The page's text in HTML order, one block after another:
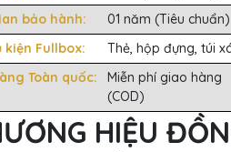
bảo hành:
01 năm (Tiêu chuẩn)
kiện Fullbox:
Thẻ, hộp đựng, túi
Toàn quốc:
Miễn phí giao hàng
(COD)
HIỆU